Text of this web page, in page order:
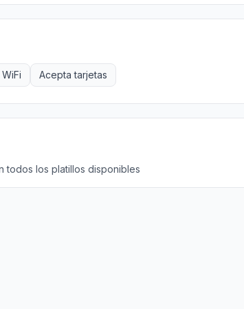
WiFi Acepta tarjetas
todos los platillos disponibles